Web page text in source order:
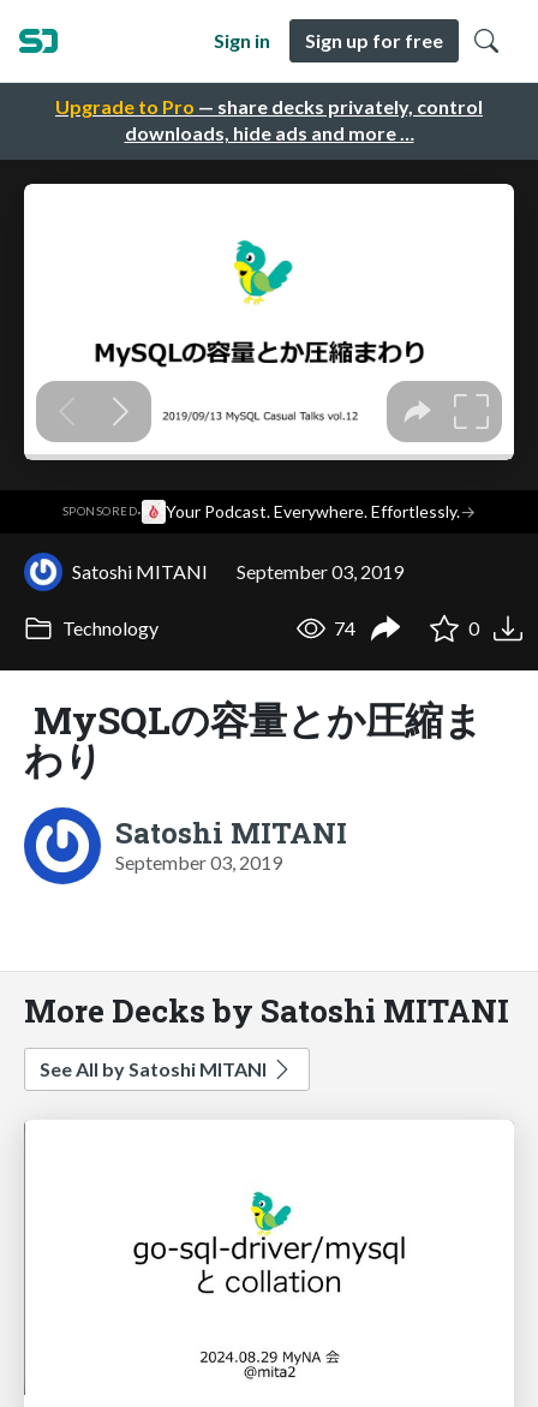
Upgrade to Pro — share decks privately, control
downloads, hide ads and more …
Sign in Sign up for free
SPONSORED· Your Podcast. Everywhere. Effortlessly.→
Satoshi MITANI September 03, 2019
Technology 74 0
MySQLの容量とか圧縮ま
わり
Satoshi MITANI
September 03, 2019
More Decks by Satoshi MITANI
See All by Satoshi MITANI